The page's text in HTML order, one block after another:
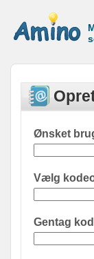
Ønsket
Vælg
Gentag